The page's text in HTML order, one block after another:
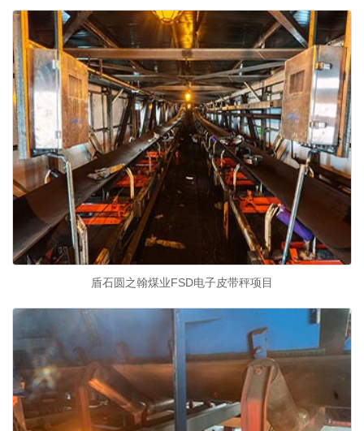
盾石圆之翰煤业FSD电子皮带秤项目